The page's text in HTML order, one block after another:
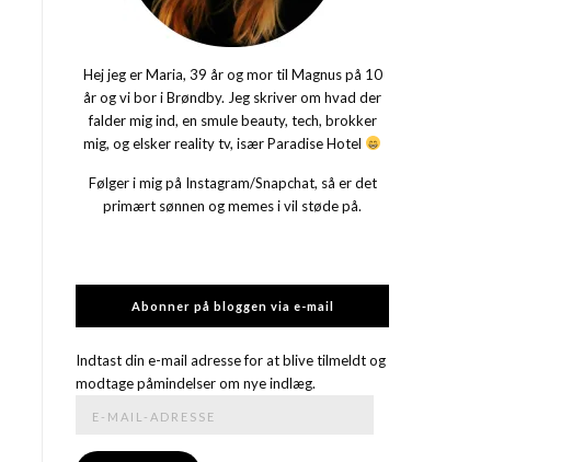
Hej jeg er Maria, 39 år og mor til Magnus på 10
år og vi bor i Brøndby. Jeg skriver om hvad der
falder mig ind, en smule beauty, tech, brokker
mig, og elsker reality tv, især Paradise Hotel
Følger i mig på Instagram/Snapchat, så er det
primært sønnen og memes i vil støde på.
Abonner på bloggen via e-mail
Indtast din e-mail adresse for at blive tilmeldt og
modtage påmindelser om nye indlæg.
adresse